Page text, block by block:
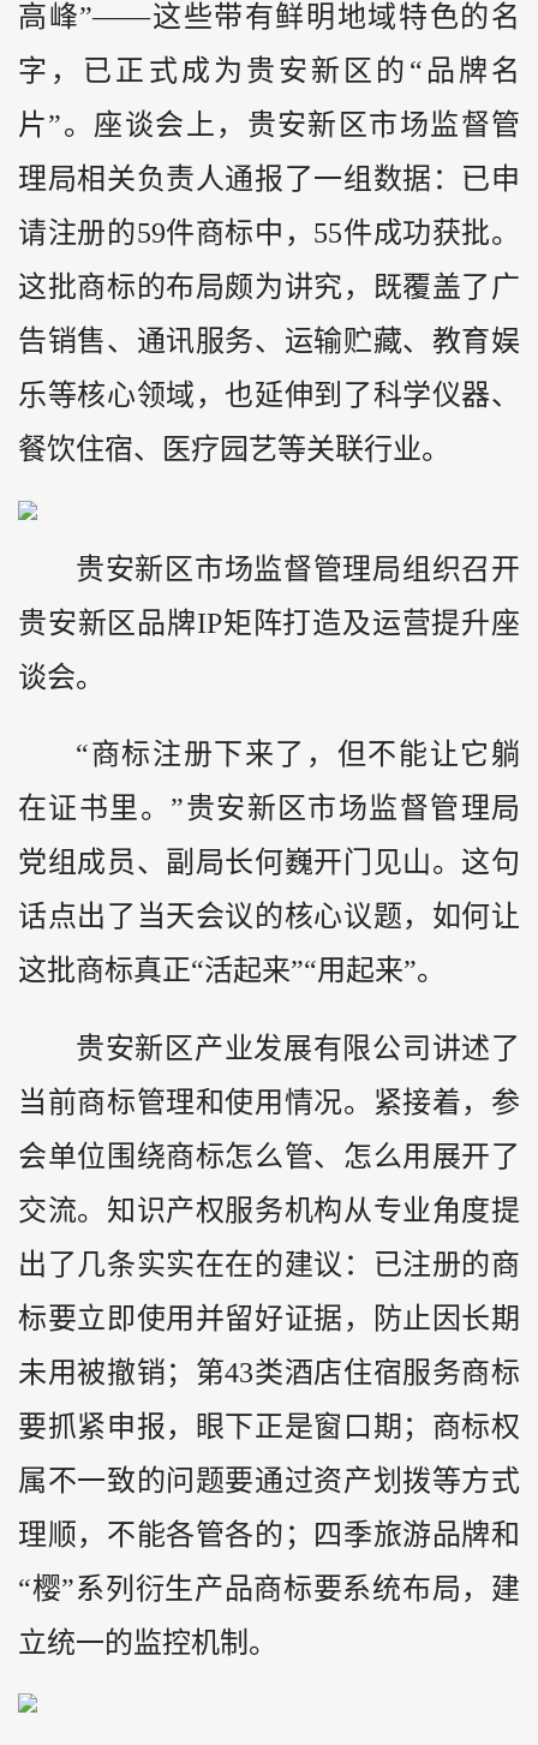
高峰”——这些带有鲜明地域特色的名
字，已正式成为贵安新区的“品牌名
片”。座谈会上，贵安新区市场监督管
理局相关负责人通报了一组数据：已申
请注册的59件商标中，55件成功获批。
这批商标的布局颇为讲究，既覆盖了广
告销售、通讯服务、运输贮藏、教育娱
乐等核心领域，也延伸到了科学仪器、
餐饮住宿、医疗园艺等关联行业。
贵安新区市场监督管理局组织召开
贵安新区品牌IP矩阵打造及运营提升座
谈会。
“商标注册下来了，但不能让它躺
在证书里。”贵安新区市场监督管理局
党组成员、副局长何巍开门见山。这句
话点出了当天会议的核心议题，如何让
这批商标真正“活起来”“用起来”。
贵安新区产业发展有限公司讲述了
当前商标管理和使用情况。紧接着，参
会单位围绕商标怎么管、怎么用展开了
交流。知识产权服务机构从专业角度提
出了几条实实在在的建议：已注册的商
标要立即使用并留好证据，防止因长期
未用被撤销；第43类酒店住宿服务商标
要抓紧申报，眼下正是窗口期；商标权
属不一致的问题要通过资产划拨等方式
理顺，不能各管各的；四季旅游品牌和
“樱”系列衍生产品商标要系统布局，建
立统一的监控机制。